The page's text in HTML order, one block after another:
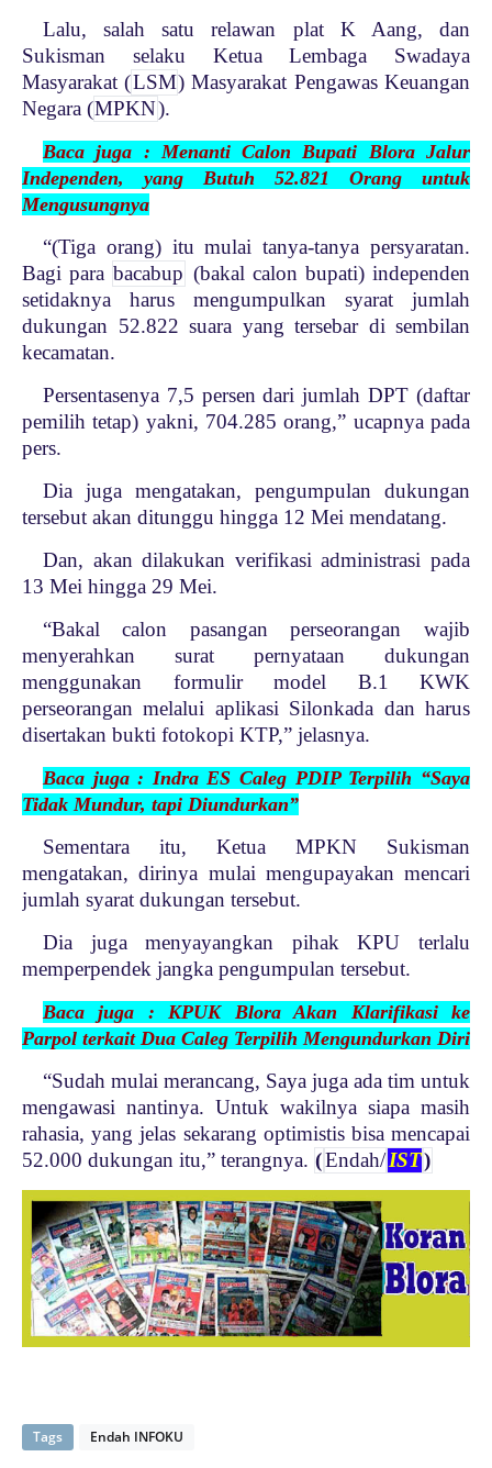
Lalu, salah satu relawan plat K Aang, dan
Sukisman selaku Ketua Lembaga Swadaya
Masyarakat (LSM) Masyarakat Pengawas Keuangan
Negara (MPKN).
Baca juga : Menanti Calon Bupati Blora Jalur
Independen, yang Butuh 52.821 Orang untuk
Mengusungnya
“(Tiga orang) itu mulai tanya-tanya persyaratan.
Bagi para bacabup (bakal calon bupati) independen
setidaknya harus mengumpulkan syarat jumlah
dukungan 52.822 suara yang tersebar di sembilan
kecamatan.
Persentasenya 7,5 persen dari jumlah DPT (daftar
pemilih tetap) yakni, 704.285 orang,” ucapnya pada
pers.
Dia juga mengatakan, pengumpulan dukungan
tersebut akan ditunggu hingga 12 Mei mendatang.
Dan, akan dilakukan verifikasi administrasi pada
13 Mei hingga 29 Mei.
“Bakal calon pasangan perseorangan wajib
menyerahkan surat pernyataan dukungan
menggunakan formulir model B.1 KWK
perseorangan melalui aplikasi Silonkada dan harus
disertakan bukti fotokopi KTP,” jelasnya.
Baca juga : Indra ES Caleg PDIP Terpilih “Saya
Tidak Mundur, tapi Diundurkan”
Sementara itu, Ketua MPKN Sukisman
mengatakan, dirinya mulai mengupayakan mencari
jumlah syarat dukungan tersebut.
Dia juga menyayangkan pihak KPU terlalu
memperpendek jangka pengumpulan tersebut.
Baca juga : KPUK Blora Akan Klarifikasi ke
Parpol terkait Dua Caleg Terpilih Mengundurkan Diri
“Sudah mulai merancang, Saya juga ada tim untuk
mengawasi nantinya. Untuk wakilnya siapa masih
rahasia, yang jelas sekarang optimistis bisa mencapai
52.000 dukungan itu,” terangnya. (Endah/IST)
Tags Endah INFOKU